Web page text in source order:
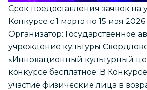
Срок предоставления заявок на
Конкурсе с 1 марта по 15 мая 2026
Организатор: Государственное
учреждение культуры
«Инновационный культурный
конкурсе бесплатное. В
участие физические лица в